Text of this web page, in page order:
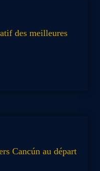
des meilleures
Cancún au départ